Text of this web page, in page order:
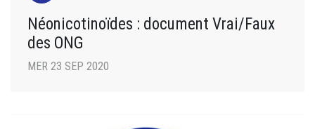
Néonicotinoïdes : document Vrai/Faux
des ONG
MER 23 SEP 2020